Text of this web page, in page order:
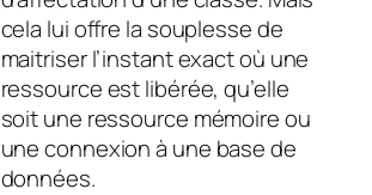
cela lui offre la souplesse de
maitriser l’instant exact où une
ressource est libérée, qu’elle
soit une ressource mémoire ou
une connexion à une base de
données.